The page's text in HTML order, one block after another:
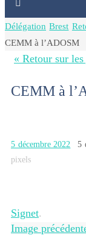
Home
Délégation Brest
CEMM à l’ADOSM
« Retour sur
CEMM à
5 décembre 2022 5
pixels
Signet.
Image